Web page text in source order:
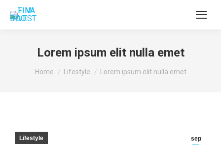
Lorem ipsum elit nulla emet
You are here:
Home Lifestyle Lorem ipsum elit nulla emet
sep
Lifestyle